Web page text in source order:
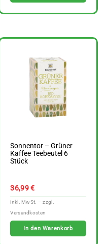
Sonnentor – Grüner
Kaffee Teebeutel 6
Stück
36,99€
In den Warenkorb